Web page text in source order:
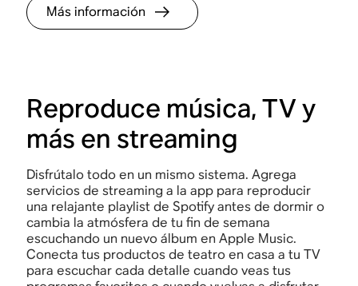
Más información
Reproduce música, TV y
más en streaming
Disfrútalo todo en un mismo sistema. Agrega
servicios de streaming a la app para reproducir
una relajante playlist de Spotify antes de dormir o
cambia la atmósfera de tu fin de semana
escuchando un nuevo álbum en Apple Music.
Conecta tus productos de teatro en casa a tu TV
para escuchar cada detalle cuando veas tus